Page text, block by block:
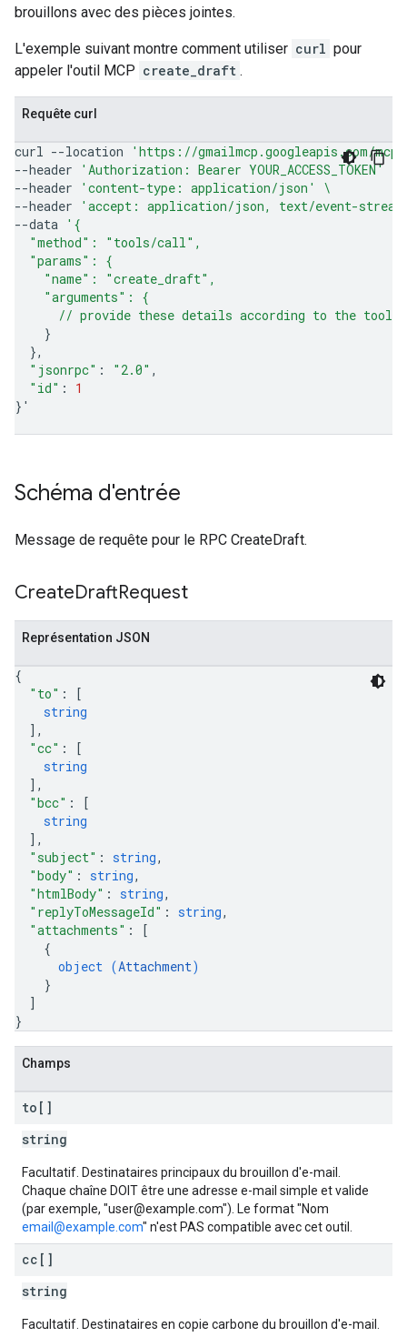
brouillons avec des pièces jointes.
L'exemple suivant montre comment utiliser curl pour
appeler l'outil MCP create_draft .
Requête curl
curl --location
'https://gmailmcp.googleapis.com/
--header
'Authorization: Bearer YOUR_ACCESS_TOKEN'
--header
'content-type: application/json'
\
--header
'accept: application/json, text/event-
--data '{
  "method": "tools/call",
  "params": {
    "name": "create_draft",
    "arguments": {
      // provide these details according to the tool'
}
}
"jsonrpc" : "2.0"
"id" :
1
} '
Schéma d'entrée
Message de requête pour le RPC CreateDraft.
CreateDraftRequest
Représentation JSON
{
"to" :
[
string
] ,
"cc" :
[
string
] ,
"bcc" :
[
string
] ,
"subject" : string,
"body" : string,
"htmlBody" : string,
"replyToMessageId" : string,
"attachments" :
[
{
object (Attachment)
}
]
}
Champs
to[]
string
Facultatif. Destinataires principaux du brouillon d'e-mail.
Chaque chaîne DOIT être une adresse e-mail simple et valide
(par exemple, "user@example.com"). Le format "Nom
email@example.com" n'est PAS compatible avec cet outil.
cc[]
string
Facultatif. Destinataires en copie carbone du brouillon d'e-mail.